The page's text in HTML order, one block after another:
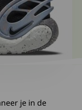
je in de